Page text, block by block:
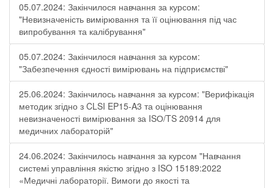
05.07.2024: Закінчилося навчання за курсом:
"Невизначеність вимірювання та її оцінювання під час
випробування та калібрування"
05.07.2024: Закінчилося навчання за курсом:
"Забезпечення єдності вимірювань на підприємстві"
25.06.2024: Закінчилось навчання за курсом: "Верифікація
методик згідно з CLSI EP15-A3 та оцінювання
невизначеності вимірювання за ISО/TS 20914 для
медичних лабораторій"
24.06.2024: Закінчилось навчання за курсом "Навчання
системі управління якістю згідно з ISO 15189:2022
«Медичні лабораторії. Вимоги до якості та